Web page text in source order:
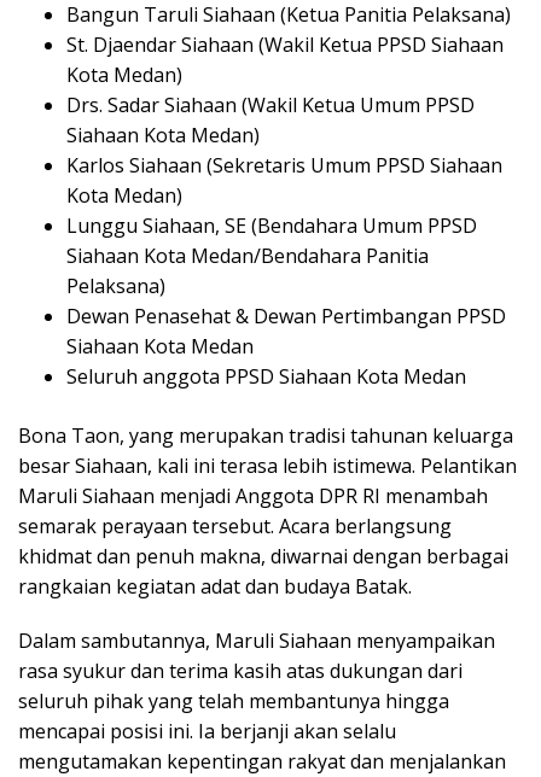
Bangun Taruli Siahaan (Ketua Panitia Pelaksana)
St. Djaendar Siahaan (Wakil Ketua PPSD Siahaan
Kota Medan)
Drs. Sadar Siahaan (Wakil Ketua Umum PPSD
Siahaan Kota Medan)
Karlos Siahaan (Sekretaris Umum PPSD Siahaan
Kota Medan)
Lunggu Siahaan, SE (Bendahara Umum PPSD
Siahaan Kota Medan/Bendahara Panitia
Pelaksana)
Dewan Penasehat & Dewan Pertimbangan PPSD
Siahaan Kota Medan
Seluruh anggota PPSD Siahaan Kota Medan
Bona Taon, yang merupakan tradisi tahunan keluarga
besar Siahaan, kali ini terasa lebih istimewa. Pelantikan
Maruli Siahaan menjadi Anggota DPR RI menambah
semarak perayaan tersebut. Acara berlangsung
khidmat dan penuh makna, diwarnai dengan berbagai
rangkaian kegiatan adat dan budaya Batak.
Dalam sambutannya, Maruli Siahaan menyampaikan
rasa syukur dan terima kasih atas dukungan dari
seluruh pihak yang telah membantunya hingga
mencapai posisi ini. Ia berjanji akan selalu
mengutamakan kepentingan rakyat dan menjalankan